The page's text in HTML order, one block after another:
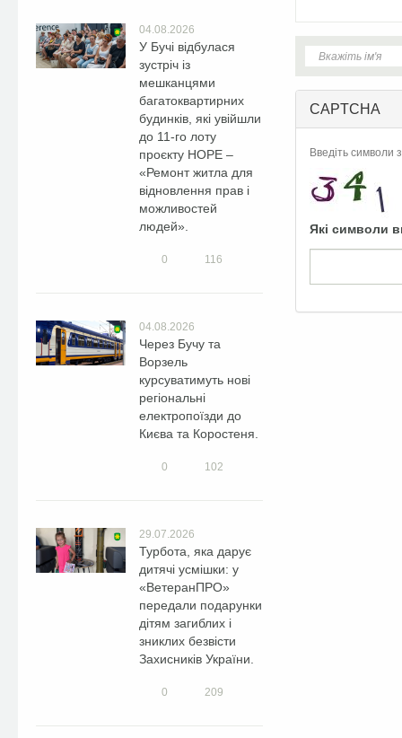
04.08.2026
У Бучі відбулася
зустріч із
мешканцями
багатоквартирних
будинків, які увійшли
до 11-го лоту
проєкту HOPE –
«Ремонт житла для
відновлення прав і
можливостей
людей».
0 116
04.08.2026
Через Бучу та
Ворзель
курсуватимуть нові
регіональні
електропоїзди до
Києва та Коростеня.
0 102
29.07.2026
Турбота, яка дарує
дитячі усмішки: у
«ВетеранПРО»
передали подарунки
дітям загиблих і
зниклих безвісти
Захисників України.
0 209
CAPTCHA
Введіть символи
Які символи